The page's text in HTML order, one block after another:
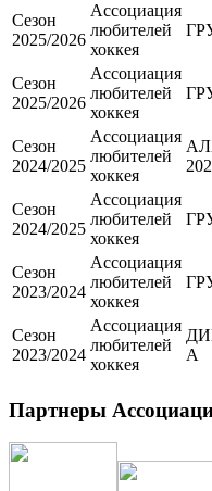
Сезон
2025/2026
Ассоциация
любителей
хоккея
Сезон
2025/2026
Ассоциация
любителей
хоккея
Сезон
2024/2025
Ассоциация
любителей
хоккея
Сезон
2024/2025
Ассоциация
любителей
хоккея
Сезон
2023/2024
Ассоциация
любителей
хоккея
Сезон
2023/2024
Ассоциация
любителей
хоккея
А
Партнеры